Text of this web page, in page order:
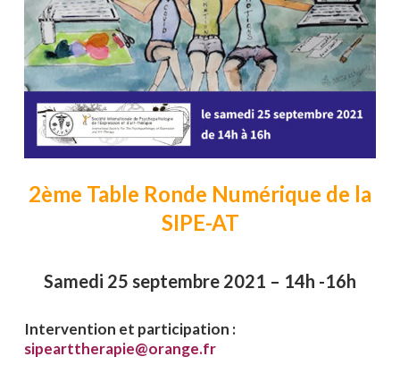
2ème Table Ronde Numérique de la
SIPE-AT
Samedi 25 septembre 2021 – 14h -16h
Intervention et participation :
sipearttherapie@orange.fr